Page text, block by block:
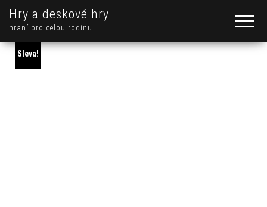
Hry a deskové hry
hraní pro celou rodinu
Sleva!